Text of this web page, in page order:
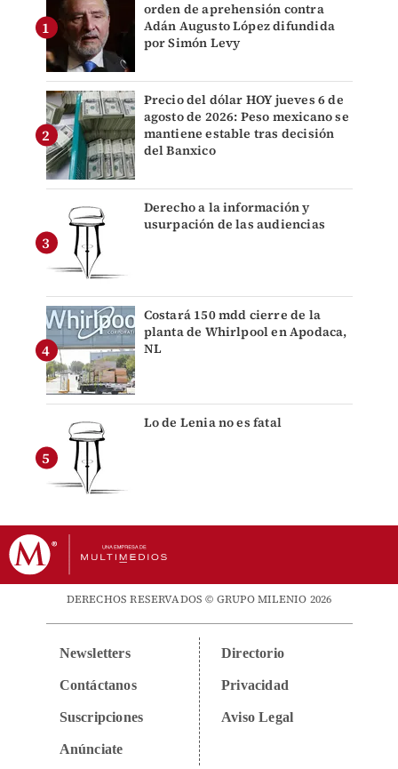
orden de aprehensión contra
Adán Augusto López difundida
por Simón Levy
Precio del dólar HOY jueves 6 de
agosto de 2026: Peso mexicano se
mantiene estable tras decisión
del Banxico
Derecho a la información y
usurpación de las audiencias
Costará 150 mdd cierre de la
planta de Whirlpool en Apodaca,
NL
Lo de Lenia no es fatal
DERECHOS RESERVADOS © GRUPO MILENIO 2026
Newsletters
Contáctanos
Suscripciones
Anúnciate
Directorio
Privacidad
Aviso Legal